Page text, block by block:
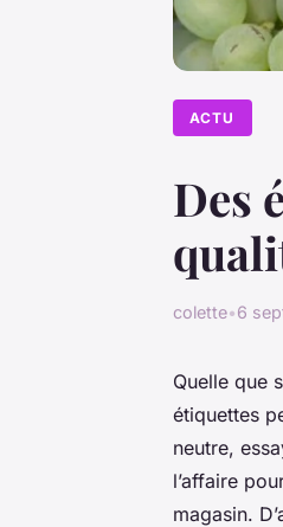
ACTU
Des
colette•6
Quelle que
étiquettes
neutre,
l’affaire
magasin.